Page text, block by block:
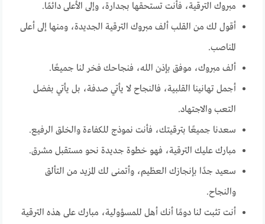
مبروك الترقية، فأنت تستحقها بجدارة، وإلى الأعلى دائمًا.
أقول لك من القلب ألف مبروك الترقية الجديدة، ومنها إلى أعلى
المناصب.
ألف مبروك، موفق بإذن الله، فنجاحك فخر لنا جميعًا.
أجمل تهانينا القلبية، فالنجاح لا يأتي صدفة، بل يأتي بفضل
التعب والاجتهاد.
سعدنا جميعًا بترقيتك، فأنت نموذج للكفاءة والخلق الرفيع.
مبارك عليك الترقية، فهو خطوة جديدة نحو مستقبل مشرق.
سعيد جدًا بإنجازك العظيم، وأتمنى لك المزيد من التألق
والنجاح.
أنت تثبت لنا دومًا أنك أهل للمسؤولية، مبارك على هذه الترقية